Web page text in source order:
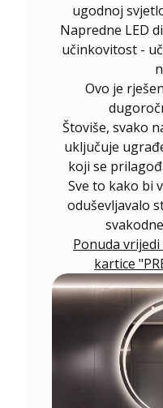
ugodnoj
Napredne LED
učinkovitost -
Ovo je
Štoviše, svako
uključuje
koji se
Sve to kako bi
oduševljavalo
Ponuda
kartice